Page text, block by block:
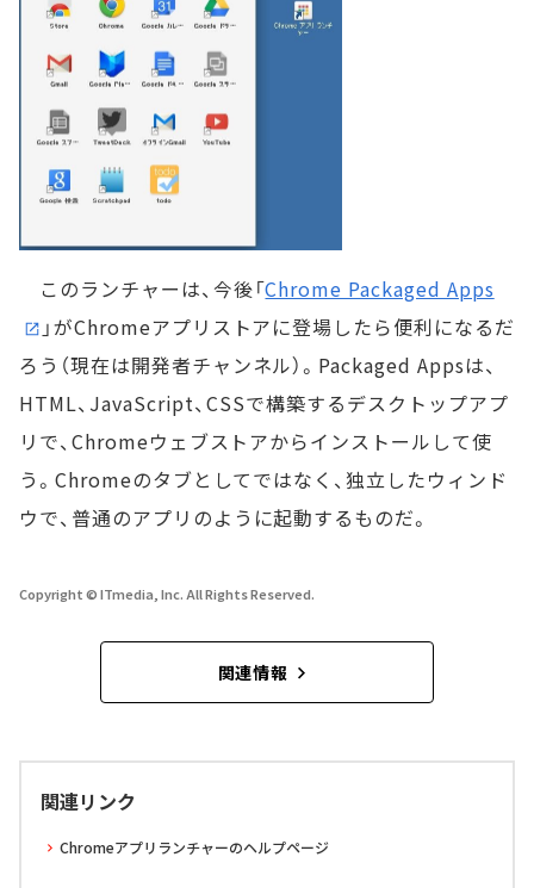
このランチャーは、今後「Chrome Packaged Apps
」がChromeアプリストアに登場したら便利になるだ
ろう（現在は開発者チャンネル）。Packaged Appsは、
HTML、JavaScript、CSSで構築するデスクトップアプ
リで、Chromeウェブストアからインストールして使
う。Chromeのタブとしてではなく、独立したウィンド
ウで、普通のアプリのように起動するものだ。
Copyright © ITmedia, Inc. All Rights Reserved.
関連情報
関連リンク
Chromeアプリランチャーのヘルプページ